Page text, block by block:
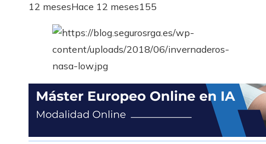
12 mesesHace 12 meses155